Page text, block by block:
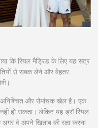
कि रियल मैड्रिड के लिए यह सत्र
से सबक लेने और बेहतर
और रोमांचक खेल है। एक
हो सकता। लेकिन यह ड्रॉ रियल
वे अपने खिताब की रक्षा करना